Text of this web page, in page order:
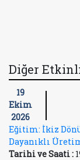
Diğer
19
Ekim
2026
Eğitim: İkiz
Dayanıklı
Tarihi ve Saati :